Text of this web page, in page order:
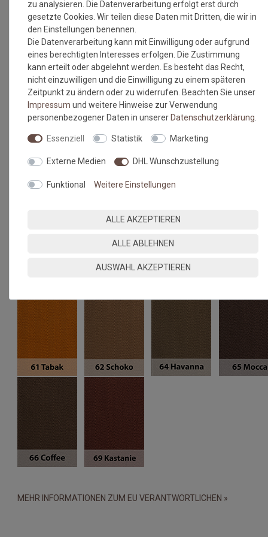
MEHR INFORMATIONEN ZUM EU VERANTWORTLICHEN »
zu analysieren. Die Datenverarbeitung erfolgt erst durch
gesetzte Cookies. Wir teilen diese Daten mit Dritten, die wir in
den Einstellungen benennen.
Die Datenverarbeitung kann mit Einwilligung oder aufgrund
eines berechtigten Interesses erfolgen. Die Zustimmung
kann erteilt oder abgelehnt werden. Es besteht das Recht,
nicht einzuwilligen und die Einwilligung zu einem späteren
Zeitpunkt zu ändern oder zu widerrufen. Beachten Sie unser
Impressum und weitere Hinweise zur Verwendung
personenbezogener Daten in unsererDaten­schutz­erklärung
Essenziell Statistik Marketing
Externe Medien DHL Wunschzustellung
Funktional Weitere Einstellungen
ALLE AKZEPTIEREN
ALLE ABLEHNEN
AUSWAHL AKZEPTIEREN